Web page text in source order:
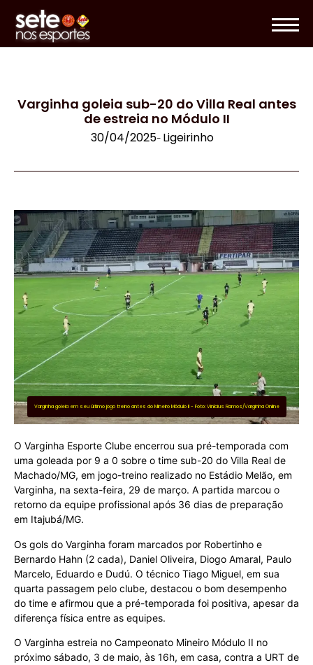
Varginha goleia sub-20 do Villa Real antes
de estreia no Módulo II
30/04/2025- Ligeirinho
Varginha goleia em seu último jogo treino antes do Mineiro Módulo II - Foto: Vinícius Ramos/Varginha Online
O Varginha Esporte Clube encerrou sua pré-temporada com
uma goleada por 9 a 0 sobre o time sub-20 do Villa Real de
Machado/MG, em jogo-treino realizado no Estádio Melão, em
Varginha, na sexta-feira, 29 de março. A partida marcou o
retorno da equipe profissional após 36 dias de preparação
em Itajubá/MG.
Os gols do Varginha foram marcados por Robertinho e
Bernardo Hahn (2 cada), Daniel Oliveira, Diogo Amaral, Paulo
Marcelo, Eduardo e Dudú. O técnico Tiago Miguel, em sua
quarta passagem pelo clube, destacou o bom desempenho
do time e afirmou que a pré-temporada foi positiva, apesar da
diferença física entre as equipes.
O Varginha estreia no Campeonato Mineiro Módulo II no
próximo sábado, 3 de maio, às 16h, em casa, contra a URT de